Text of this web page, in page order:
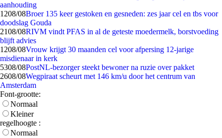
aanhouding
1208/08Broer 135 keer gestoken en gesneden: zes jaar cel en tbs voor
doodslag Gouda
2108/08RIVM vindt PFAS in al de geteste moedermelk, borstvoeding
blijft advies
1208/08Vrouw krijgt 30 maanden cel voor afpersing 12-jarige
misdienaar in kerk
5308/08PostNL-bezorger steekt bewoner na ruzie over pakket
2608/08Wegpiraat scheurt met 146 km/u door het centrum van
Amsterdam
Font-grootte:
Normaal
Kleiner
regelhoogte :
Normaal